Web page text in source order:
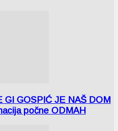
GI GOSPIĆ JE NAŠ DOM
počne ODMAH